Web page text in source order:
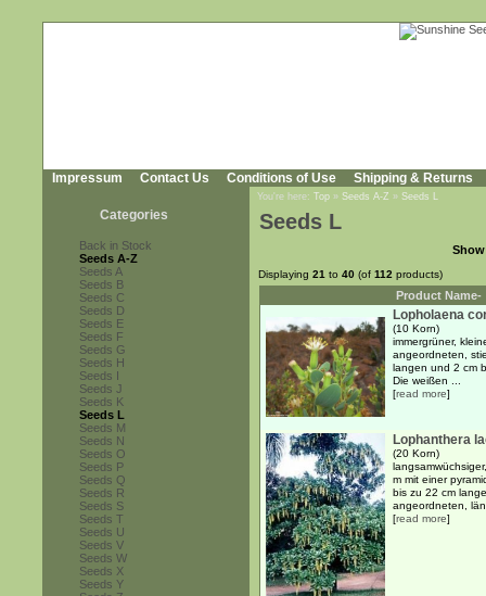
Impressum Contact Us Conditions of Use Shipping & Returns
Categories
Back in Stock
Seeds A-Z
Seeds A
Seeds B
Seeds C
Seeds D
Seeds E
Seeds F
Seeds G
Seeds H
Seeds I
Seeds J
Seeds K
Seeds L
Seeds M
Seeds N
Seeds O
Seeds P
Seeds Q
Seeds R
Seeds S
Seeds T
Seeds U
Seeds V
Seeds W
Seeds X
Seeds Y
You're here: Top » Seeds A-Z » Seeds L
Seeds L
Displaying 21 to 40 (of 112 products)
Product Name-
Lopholaena
(10 Korn)
immergrüner,
angeordneten,
langen und 2 cm
Die weißen ...
[read more]
Lophanthera
(20 Korn)
m mit einer
bis zu 22 cm
angeordneten,
[read more]